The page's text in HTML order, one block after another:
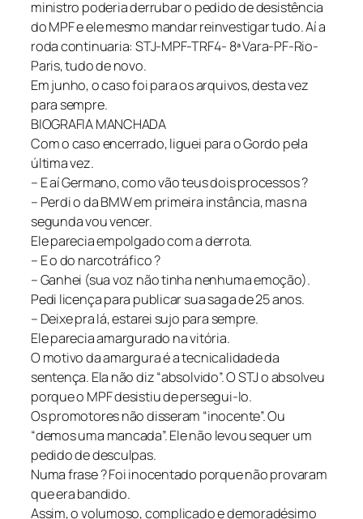
ministro poderia derrubar o pedido de desistência
do MPF e ele mesmo mandar reinvestigar tudo. Aí a
roda continuaria: STJ-MPF-TRF4- 8ª Vara-PF-Rio-
Paris, tudo de novo.
Em junho, o caso foi para os arquivos, desta vez
para sempre.
BIOGRAFIA MANCHADA
Com o caso encerrado, liguei para o Gordo pela
última vez.
– E aí Germano, como vão teus dois processos ?
– Perdi o da BMW em primeira instância, mas na
segunda vou vencer.
Ele parecia empolgado com a derrota.
– E o do narcotráfico ?
– Ganhei (sua voz não tinha nenhuma emoção).
Pedi licença para publicar sua saga de 25 anos.
– Deixe pra lá, estarei sujo para sempre.
Ele parecia amargurado na vitória.
O motivo da amargura é a tecnicalidade da
sentença. Ela não diz “absolvido”. O STJ o absolveu
porque o MPF desistiu de persegui-lo.
Os promotores não disseram “inocente”. Ou
“demos uma mancada”. Ele não levou sequer um
pedido de desculpas.
Numa frase ? Foi inocentado porque não provaram
que era bandido.
Assim, o volumoso, complicado e demoradésimo